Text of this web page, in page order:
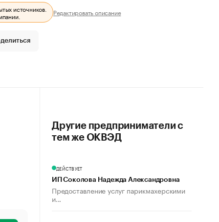
источников.
Редактировать описание
Другие предприниматели с
тем же ОКВЭД
ДЕЙСТВУЕТ
ИП Соколова Надежда Александровна
Предоставление услуг парикмахерскими
и...